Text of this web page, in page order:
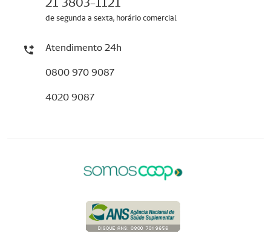
de segunda a sexta, horário comercial
Atendimento 24h
0800 970 9087
4020 9087